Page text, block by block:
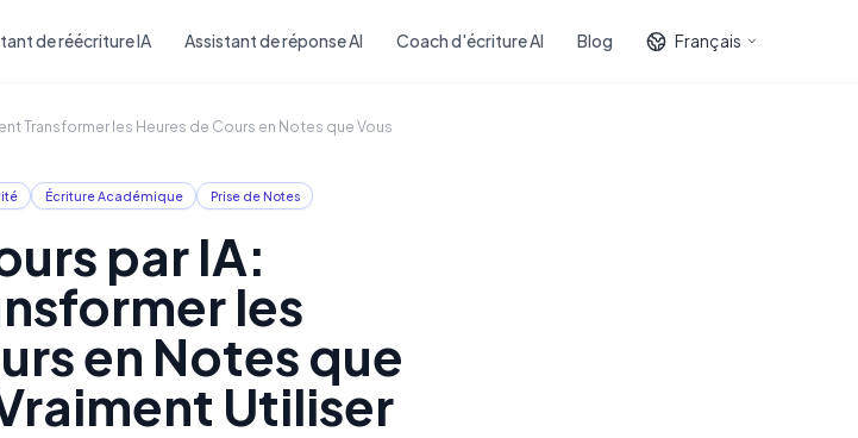
de réécriture IA Assistant de réponse AI Coach d'écriture AI Blog Français
Transformer les Heures de Cours en Notes que Vous
Écriture Académique Prise de Notes
par IA:
les
en Notes que
Utiliser